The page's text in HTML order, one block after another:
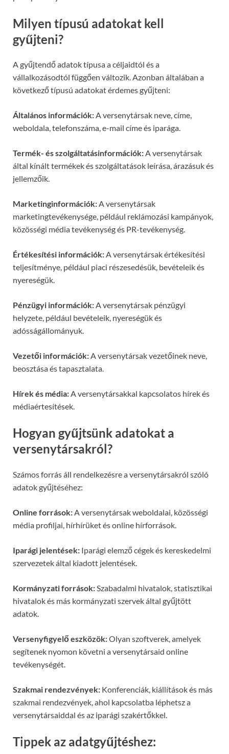
Milyen típusú adatokat kell
gyűjteni?
A gyűjtendő adatok típusa a céljaidtól és a
vállalkozásodtól függően változik. Azonban általában a
következő típusú adatokat érdemes gyűjteni:
Általános információk:A versenytársak neve, címe,
weboldala, telefonszáma, e-mail címe és iparága.
Termék- és szolgáltatásinformációk:A versenytársak
által kínált termékek és szolgáltatások leírása, árazásuk és
jellemzőik.
Marketinginformációk:A versenytársak
marketingtevékenysége, például reklámozási kampányok,
közösségi média tevékenység és PR-tevékenység.
Értékesítési információk:A versenytársak értékesítési
teljesítménye, például piaci részesedésük, bevételeik és
nyereségük.
Pénzügyi információk:A versenytársak pénzügyi
helyzete, például bevételeik, nyereségük és
adósságállományuk.
Vezetői információk:A versenytársak vezetőinek neve,
beosztása és tapasztalata.
Hírek és média:A versenytársakkal kapcsolatos hírek és
médiaértesítések.
Hogyan gyűjtsünk adatokat a
versenytársakról?
Számos forrás áll rendelkezésre a versenytársakról szóló
adatok gyűjtéséhez:
Online források:A versenytársak weboldalai, közösségi
média profiljai, hírhírüket és online hírforrások.
Iparági jelentések: Iparági elemző cégek és kereskedelmi
szervezetek által kiadott jelentések.
Kormányzati források:Szabadalmi hivatalok, statisztikai
hivatalok és más kormányzati szervek által gyűjtött
adatok.
Versenyfigyelő eszközök:Olyan szoftverek, amelyek
segítenek nyomon követni a versenytársaid online
tevékenységét.
Szakmai rendezvények: Konferenciák, kiállítások és más
szakmai rendezvények, ahol kapcsolatba léphetsz a
versenytársaiddal és az iparági szakértőkkel.
Tippek az adatgyűjtéshez: